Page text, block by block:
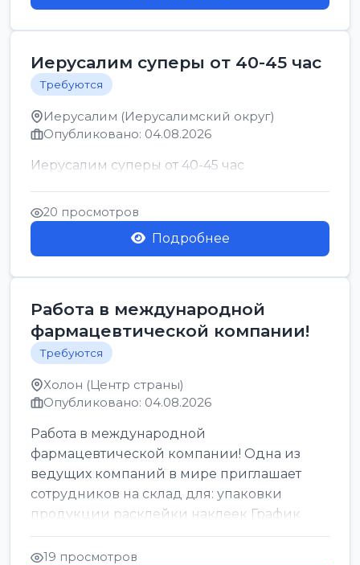
Иерусалим суперы от 40-45 час
Требуются
Иерусалим (Иерусалимский округ)
Опубликовано: 04.08.2026
Иерусалим суперы от 40-45 час
20 просмотров
Подробнее
Работа в международной
фармацевтической компании!
Требуются
Холон (Центр страны)
Опубликовано: 04.08.2026
Работа в международной
фармацевтической компании! Одна из
ведущих компаний в мире приглашает
сотрудников на склад для: упаковки
продукции расклейки наклеек График
работы: с 7:00 до 16:00 Оплата: 38 в ...
19 просмотров